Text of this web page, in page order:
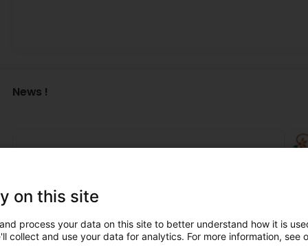
News !
on this site
process your data on this site to better understand how it is
collect and use your data for analytics. For more information, see